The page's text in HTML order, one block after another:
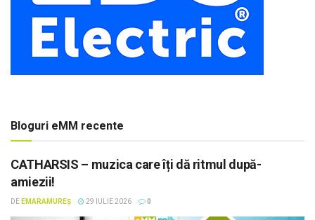
Bloguri eMM recente
CATHARSIS – muzica care îți dă ritmul după-
amiezii!
DE EMARAMUREȘ 29 IULIE 2026 0